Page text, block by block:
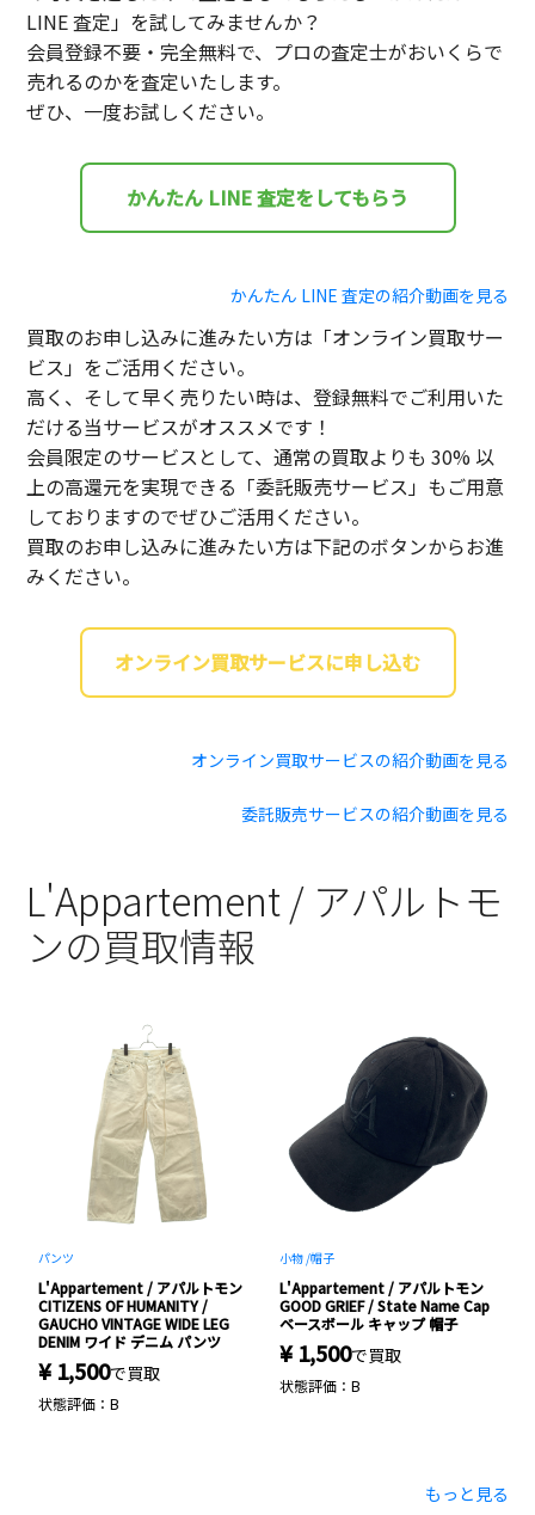
LINE 査定」を試してみませんか？
会員登録不要・完全無料で、プロの査定士がおいくらで
売れるのかを査定いたします。
ぜひ、一度お試しください。
かんたん LINE 査定をしてもらう
かんたん LINE 査定の紹介動画を見る
買取のお申し込みに進みたい方は「オンライン買取サー
ビス」をご活用ください。
高く、そして早く売りたい時は、登録無料でご利用いた
だける当サービスがオススメです！
会員限定のサービスとして、通常の買取よりも 30% 以
上の高還元を実現できる「委託販売サービス」もご用意
しておりますのでぜひご活用ください。
買取のお申し込みに進みたい方は下記のボタンからお進
みください。
オンライン買取サービスに申し込む
オンライン買取サービスの紹介動画を見る
委託販売サービスの紹介動画を見る
L'Appartement / アパルトモ
ンの買取情報
パンツ
L'Appartement / アパルトモン
CITIZENS OF HUMANITY /
GAUCHO VINTAGE WIDE LEG
DENIM ワイド デニム パンツ
¥ 1,500で買取
状態評価：B
小物 /帽子
L'Appartement / アパルトモン
GOOD GRIEF / State Name Cap
ベースボール キャップ 帽子
¥ 1,500で買取
状態評価：B
もっと見る